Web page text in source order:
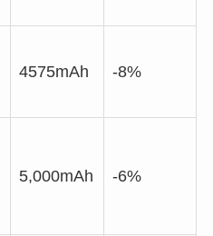
4575mAh -8%
5,000mAh -6%